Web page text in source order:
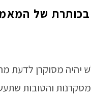
בכותרת של
מסוקרן לדעת
והטובות